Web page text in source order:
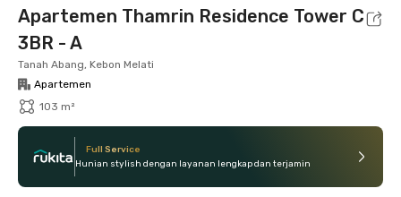
Apartemen Thamrin Residence Tower C
3BR - A
Tanah Abang, Kebon Melati
Apartemen
103 m²
Full Service
Hunian stylish dengan layanan lengkap dan terjamin